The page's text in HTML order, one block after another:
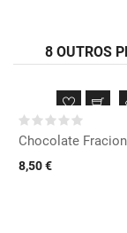
8 OUTROS
Chocolate
8,50 €